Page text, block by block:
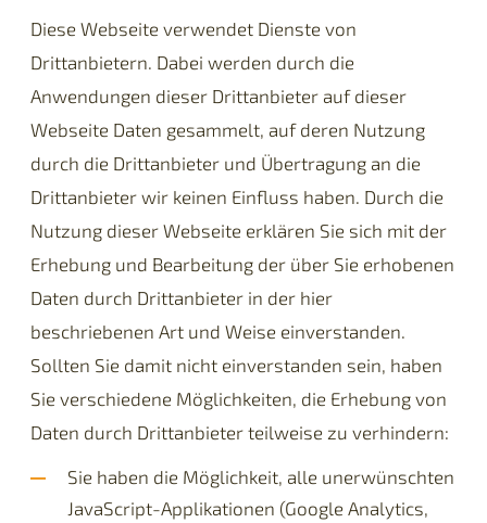
Diese Webseite verwendet Dienste von
Drittanbietern. Dabei werden durch die
Anwendungen dieser Drittanbieter auf dieser
Webseite Daten gesammelt, auf deren Nutzung
durch die Drittanbieter und Übertragung an die
Drittanbieter wir keinen Einfluss haben. Durch die
Nutzung dieser Webseite erklären Sie sich mit der
Erhebung und Bearbeitung der über Sie erhobenen
Daten durch Drittanbieter in der hier
beschriebenen Art und Weise einverstanden.
Sollten Sie damit nicht einverstanden sein, haben
Sie verschiedene Möglichkeiten, die Erhebung von
Daten durch Drittanbieter teilweise zu verhindern:
Sie haben die Möglichkeit, alle unerwünschten
JavaScript-Applikationen (Google Analytics,